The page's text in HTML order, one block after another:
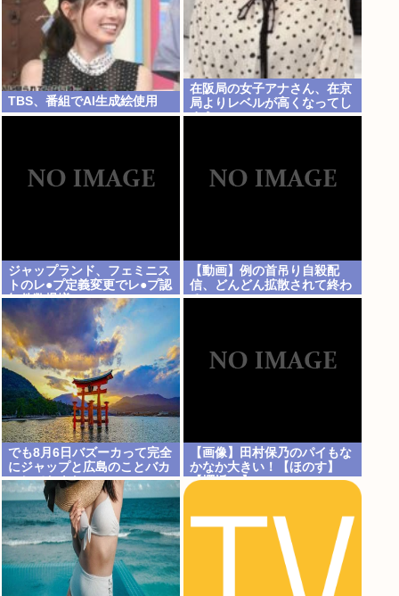
TBS、番組でAI生成絵使用
在阪局の女子アナさん、在京
局よりレベルが高くなってし
まう
ジャップランド、フェミニス
トのレ●プ定義変更でレ●プ認
知件数爆増www
【動画】例の首吊り自殺配
信、どんどん拡散されて終わ
るwww
でも8月6日バズーカって完全
にジャップと広島のことバカ
にしてたよな
【画像】田村保乃のパイもな
かなか大きい！【ほのす】
【櫻坂46】